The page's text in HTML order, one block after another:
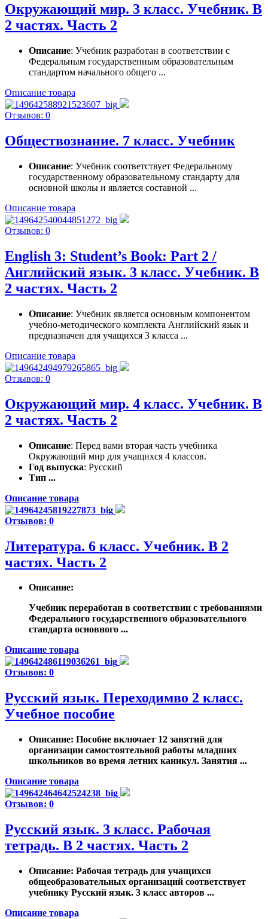
Окружающий мир. 3 класс. Учебник. В
2 частях. Часть 2
Описание: Учебник разработан в соответствии с
Федеральным государственным образовательным
стандартом начального общего ...
Описание товара
Отзывов: 0
Обществознание. 7 класс. Учебник
Описание: Учебник соответствует Федеральному
государственному образовательному стандарту для
основной школы и является составной ...
Описание товара
Отзывов: 0
English 3: Student’s Book: Part 2 /
Английский язык. 3 класс. Учебник. В
2 частях. Часть 2
Описание: Учебник является основным компонентом
учебно-методического комплекта Английский язык и
предназначен для учащихся 3 класса ...
Описание товара
Отзывов: 0
Окружающий мир. 4 класс. Учебник. В
2 частях. Часть 2
Описание: Перед вами вторая часть учебника
Окружающий мир для учащихся 4 классов.
Год выпуска: Русский
Тип ...
Описание товара
Отзывов: 0
Литература. 6 класс. Учебник. В 2
частях. Часть 2
Описание:
Учебник переработан в соответствии с требованиями
Федерального государственного образовательного
стандарта основного ...
Описание товара
Отзывов: 0
Русский язык. Переходимво 2 класс.
Учебное пособие
Описание: Пособие включает 12 занятий для
организации самостоятельной работы младших
школьников во время летних каникул. Занятия ...
Описание товара
Отзывов: 0
Русский язык. 3 класс. Рабочая
тетрадь. В 2 частях. Часть 2
Описание: Рабочая тетрадь для учащихся
общеобразовательных организаций соответствует
учебнику Русский язык. 3 класс авторов ...
Описание товара